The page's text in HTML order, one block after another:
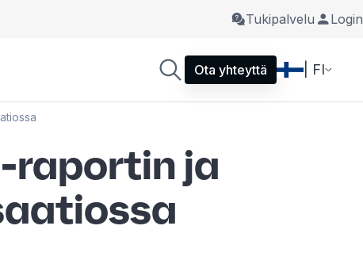
Tukipalvelu Login
Ota yhteyttä | FI
raportin ja